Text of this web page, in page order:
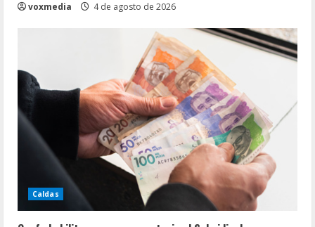
voxmedia 4 de agosto de 2026
Caldas